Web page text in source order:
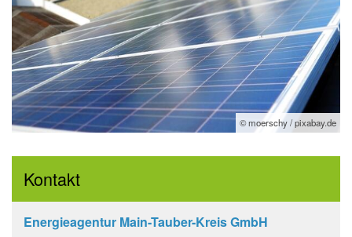
© moerschy / pixabay.de
Kontakt
Energieagentur Main-Tauber-Kreis GmbH